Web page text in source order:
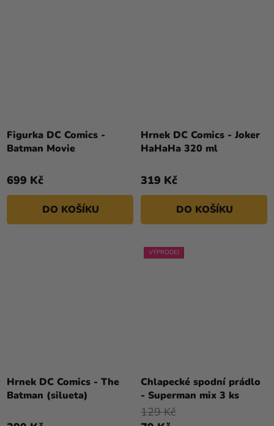
Figurka DC Comics -
Batman Movie
699 Kč
DO KOŠÍKU
Hrnek DC Comics - Joker
HaHaHa 320 ml
319 Kč
DO KOŠÍKU
Hrnek DC Comics - The
Batman (silueta)
VÝPRODEJ
Chlapecké spodní prádlo
- Superman mix 3 ks
129 Kč